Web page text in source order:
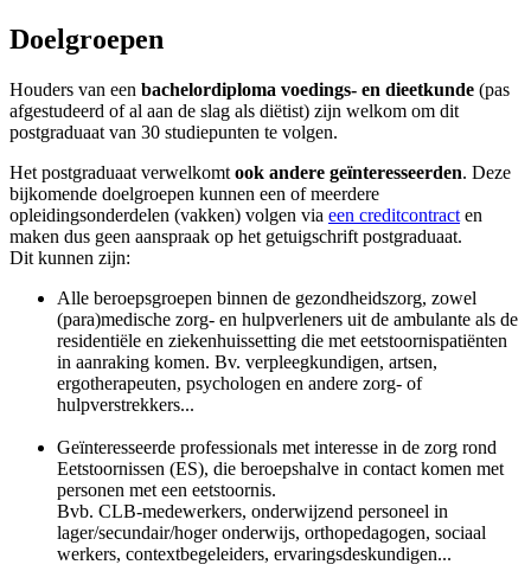
Doelgroepen
Houders van een bachelor­diploma voedings- en dieet­kunde (pas
afgestudeerd of al aan de slag als diëtist) zijn welkom om dit
postgraduaat van 30 studiepunten te volgen.
Het postgraduaat verwelkomt ook andere geïnteresseerden. Deze
bijkomende doelgroepen kunnen een of meerdere
opleidingsonderdelen (vakken) volgen via een creditcontract en
maken dus geen aanspraak op het getuigschrift postgraduaat.
Dit kunnen zijn:
Alle beroepsgroepen binnen de gezondheidszorg, zowel
(para)medische zorg- en hulpverleners uit de ambulante als de
residentiële en ziekenhuissetting die met eetstoornispatiënten
in aanraking komen. Bv. verpleegkundigen, artsen,
ergotherapeuten, psychologen en andere zorg- of
hulpverstrekkers...
Geïnteresseerde professionals met interesse in de zorg rond
Eetstoornissen (ES), die beroepshalve in contact komen met
personen met een eetstoornis.
Bvb. CLB-medewerkers, onderwijzend personeel in
lager/secundair/hoger onderwijs, orthopedagogen, sociaal
werkers, contextbegeleiders, ervaringsdeskundigen...